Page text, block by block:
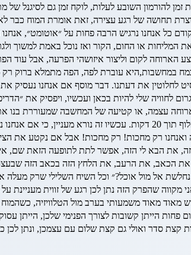
זמן להורמון השובע לעלות, לוקח זמן גם
תחושה של רגע עצירה, זאת אומרת המוח כבר
אנחנו נרגיש הרבה פחות על ״אוטומט״, אנחנו
או החום, הקור ואז נוכל באמת למשוך
לקום וליצור איזושהי הפרעה, אבל עוד
במח במחשבות,היא עוברת לפה, הפה מתמלא ברוק
את דעתנו. דבר מוסף אם אנחנו נעסיק
שלי להיות בכאן ועכשיו, ויפסיק את
עצמה, או קטיעה של המחשבה שמעוררת בנו
המוח, שבעצם נותן תיקון לדופמין, להורמון האושר הזה, להורמון הרדיפה, אז
הזה, את הבא לי הזה, אפשר לתת לתופעה הזאת
הכאב, את הרעב, את הלחץ הזה בכאב הזה שבעצם
אל מול אוכל?״ וכל השיח השלילי שרק מעלה את
שהפרק הזה נתן לכן רגע של זווית מעניינת על
מאוד משמעותי בערב מול הטלוויזיה,
הייתן קשובות לצורך הפנימי שלכן, הייתן
סדר ואולי גם קצת שלום עם עצמכן, ונתן לכן